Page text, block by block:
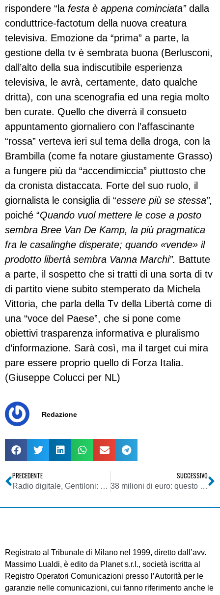
rispondere “la festa è appena cominciata” dalla
conduttrice-factotum della nuova creatura
televisiva. Emozione da “prima” a parte, la
gestione della tv è sembrata buona (Berlusconi,
dall’alto della sua indiscutibile esperienza
televisiva, le avrà, certamente, dato qualche
dritta), con una scenografia ed una regia molto
ben curate. Quello che diverrà il consueto
appuntamento giornaliero con l’affascinante
“rossa” verteva ieri sul tema della droga, con la
Brambilla (come fa notare giustamente Grasso)
a fungere più da “accendimiccia” piuttosto che
da cronista distaccata. Forte del suo ruolo, il
giornalista le consiglia di “essere più se stessa”,
poiché “Quando vuol mettere le cose a posto
sembra Bree Van De Kamp, la più pragmatica
fra le casalinghe disperate; quando «vende» il
prodotto libertà sembra Vanna Marchi”. Battute
a parte, il sospetto che si tratti di una sorta di tv
di partito viene subito stemperato da Michela
Vittoria, che parla della Tv della Libertà come di
una “voce del Paese”, che si pone come
obiettivi trasparenza informativa e pluralismo
d’informazione. Sarà così, ma il target cui mira
pare essere proprio quello di Forza Italia.
(Giuseppe Colucci per NL)
Redazione
PRECEDENTE
Radio digitale, Gentiloni: la rassegna delle illusioni
SUCCESSIVO
38 milioni di euro: questo è il costo annuo della tecnologia
Registrato al Tribunale di Milano nel 1999, diretto dall’avv.
Massimo Lualdi, è edito da Planet s.r.l., società iscritta al
Registro Operatori Comunicazioni presso l’Autorità per le
garanzie nelle comunicazioni, cui fanno riferimento anche le